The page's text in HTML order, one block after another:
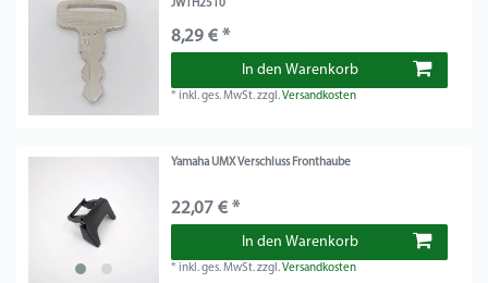
JW1H2510
8,29 € *
In den Warenkorb
*inkl. ges. MwSt.zzgl.Versandkosten
Yamaha UMX Verschluss Fronthaube
22,07 € *
In den Warenkorb
*inkl. ges. MwSt.zzgl.Versandkosten